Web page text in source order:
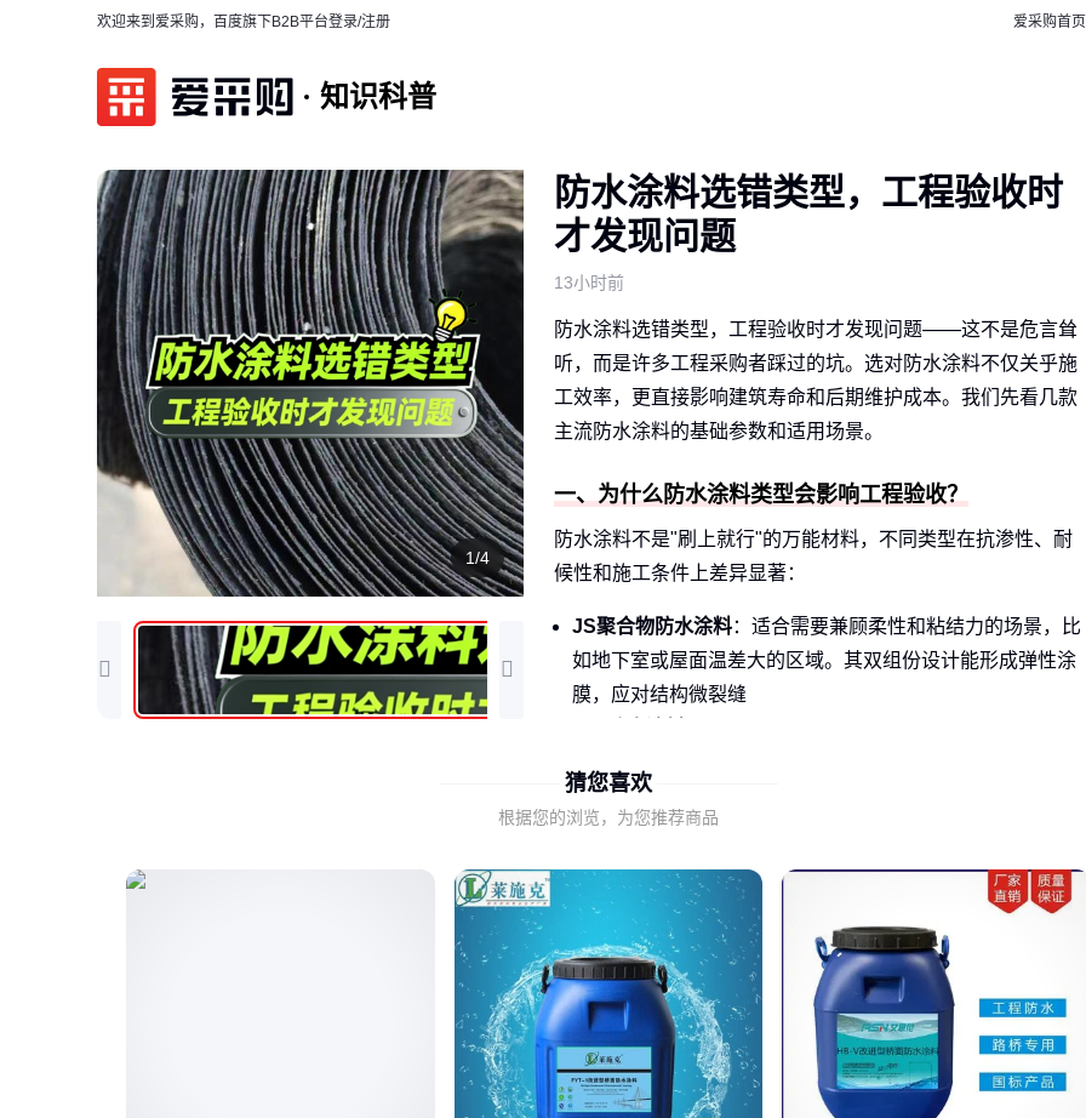
欢迎来到爱采购，百度旗下B2B平台登录/注册 爱采购首页
知识科普
1/4
防水涂料选错类型，工程验收时
才发现问题
13小时前
防水涂料选错类型，工程验收时才发现问题——这不是危言耸
听，而是许多工程采购者踩过的坑。选对防水涂料不仅关乎施
工效率，更直接影响建筑寿命和后期维护成本。我们先看几款
主流防水涂料的基础参数和适用场景。
一、为什么防水涂料类型会影响工程验收？
防水涂料不是"刷上就行"的万能材料，不同类型在抗渗性、耐
候性和施工条件上差异显著：
JS聚合物防水涂料：适合需要兼顾柔性和粘结力的场景，比
如地下室或屋面温差大的区域。其双组份设计能形成弹性涂
膜，应对结构微裂缝
对较低
传统沥青基涂料：成本低但耐候性差，高温易流淌，低温易
误区警示
：同一工程不同部位可能需要多种涂料配合使用，比
如地下室底板用高柔性涂料，墙面则用粘结力更强的类型。
二、防水涂料的核心性能指标解析
选型时别被商家宣传迷惑，重点关注这些真实影响防水效果的
指标：
猜您喜欢
根据您的浏览，为您推荐商品